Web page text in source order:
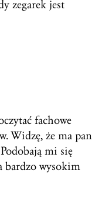
zegarek jest
fachowe
Widzę, że ma pan
mi się
bardzo wysokim